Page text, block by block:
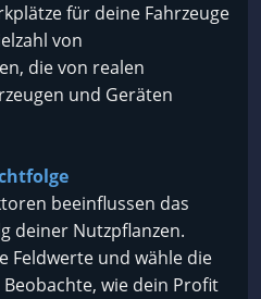
für deine Fahrzeuge
von
die von realen
und Geräten
beeinflussen das
deiner Nutzpflanzen.
Feldwerte und wähle die
wie dein Profit